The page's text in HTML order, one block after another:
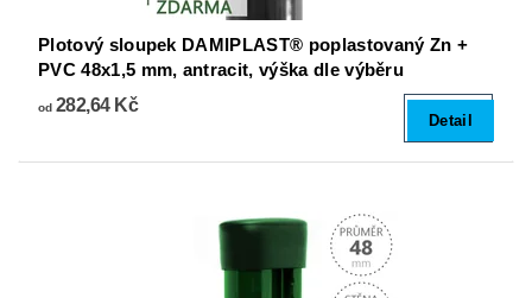
Plotový sloupek DAMIPLAST® poplastovaný Zn +
PVC 48x1,5 mm, antracit, výška dle výběru
od282,64 Kč
Detail